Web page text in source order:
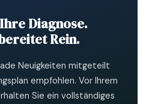
Diagnose.
Rein.
Neuigkeiten mitgeteilt
empfohlen. Vor Ihrem
Sie ein vollständiges